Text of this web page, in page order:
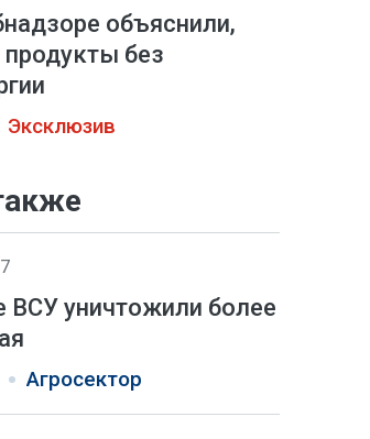
объяснили,
продукты без
Эксклюзив
ВСУ уничтожили более
Агросектор